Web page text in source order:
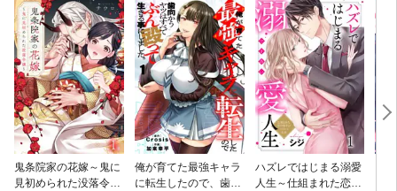
鬼条院家の花嫁～鬼に
見初められた没落令嬢
俺が育てた最強キャラ
に転生したので、歯向
ハズレではじまる溺愛
人生～仕組まれた恋の